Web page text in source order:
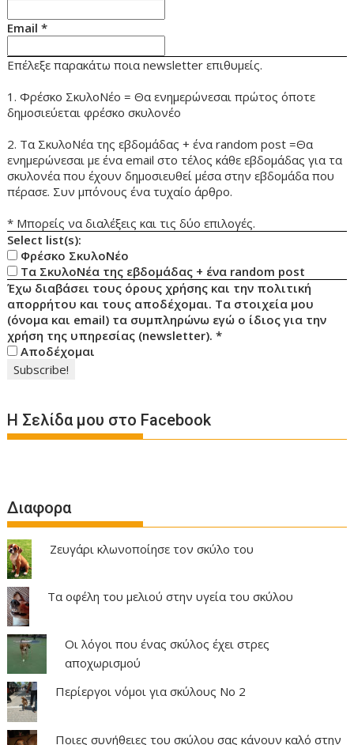
Email*
Επέλεξε παρακάτω ποια newsletter επιθυμείς.
1. Φρέσκο ΣκυλοΝέο = Θα ενημερώνεσαι πρώτος όποτε
δημοσιεύεται φρέσκο σκυλονέο
2. Τα ΣκυλοΝέα της εβδομάδας + ένα random post =Θα
ενημερώνεσαι με ένα email στο τέλος κάθε εβδομάδας για τα
σκυλονέα που έχουν δημοσιευθεί μέσα στην εβδομάδα που
πέρασε. Συν μπόνους ένα τυχαίο άρθρο.
* Μπορείς να διαλέξεις και τις δύο επιλογές.
Select list(s):
Φρέσκο ΣκυλοΝέο
Τα ΣκυλοΝέα της εβδομάδας + ένα random post
Έχω διαβάσει τους όρους χρήσης και την πολιτική
απορρήτου και τους αποδέχομαι. Τα στοιχεία μου
(όνομα και email) τα συμπληρώνω εγώ ο ίδιος για την
χρήση της υπηρεσίας (newsletter).*
Αποδέχομαι
Η Σελίδα μου στο Facebook
Διαφορα
Ζευγάρι κλωνοποίησε τον σκύλο του
Τα οφέλη του μελιού στην υγεία του σκύλου
Οι λόγοι που ένας σκύλος έχει στρες
αποχωρισμού
Περίεργοι νόμοι για σκύλους Νο 2
Ποιες συνήθειες του σκύλου σας κάνουν καλό στην